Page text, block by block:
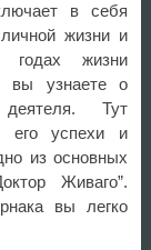
в себя
жизни и
годах жизни
вы узнаете о
Тут
его успехи и
из основных
Живаго”.
вы легко